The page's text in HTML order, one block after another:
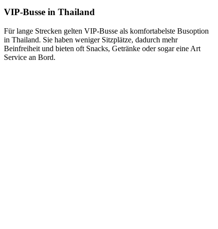
VIP-Busse in Thailand
Für lange Strecken gelten VIP-Busse als komfortabelste Busoption
in Thailand. Sie haben weniger Sitzplätze, dadurch mehr
Beinfreiheit und bieten oft Snacks, Getränke oder sogar eine Art
Service an Bord.